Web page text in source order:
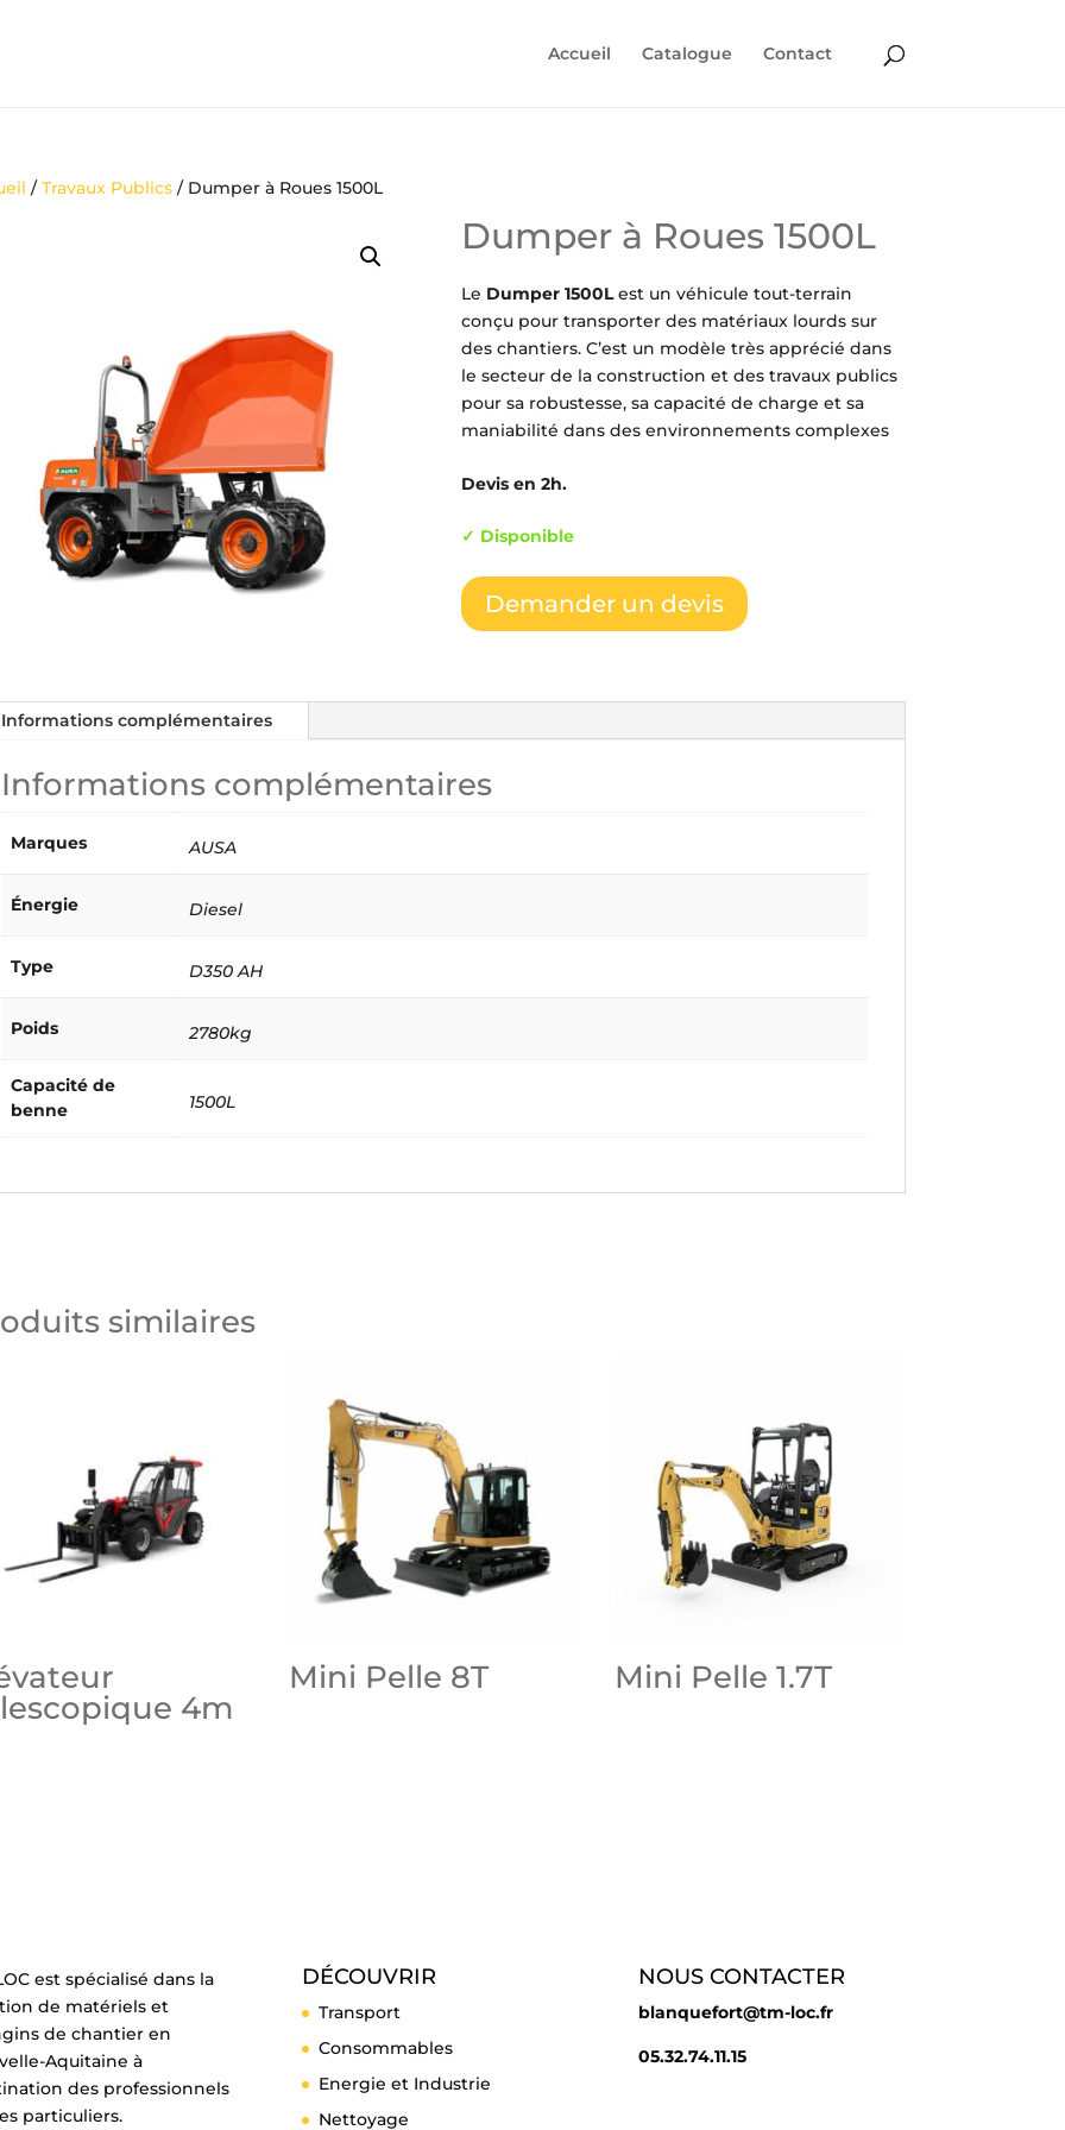
Accueil Catalogue Contact
/Travaux Publics/ Dumper à Roues 1500L
Dumper à Roues 1500L
Le Dumper 1500Lest un véhicule tout-terrain
conçu pour transporter des matériaux lourds sur
des chantiers. C’est un modèle très apprécié dans
le secteur de la construction et des travaux publics
pour sa robustesse, sa capacité de charge et sa
maniabilité dans des environnements complexes
Devis en 2h.
✓ Disponible
Demander un devis
Informations complémentaires
Informations complémentaires
Marques AUSA
Énergie Diesel
Type D350 AH
Poids 2780kg
Capacité de
benne
1500L
similaires
4m
Mini Pelle 8T Mini Pelle 1.7T
est spécialisé dans la
de matériels et
de chantier en
Aquitaine à
des professionnels
particuliers.
DÉCOUVRIR
Transport
Consommables
Energie et Industrie
Nettoyage
NOUS CONTACTER
blanquefort@tm-loc.fr
05.32.74.11.15